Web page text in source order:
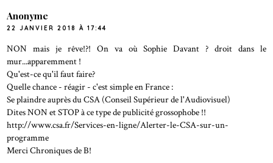
Anonyme
22 JANVIER 2018 À 17:44
NON mais je rêve!?! On va où Sophie Davant ? droit dans le
mur...apparemment !
Qu'est-ce qu'il faut faire?
Quelle chance - réagir - c'est simple en France :
Se plaindre auprès du CSA (Conseil Supérieur de l'Audiovisuel)
Dites NON et STOP à ce type de publicité grossophobe !!
http://www.csa.fr/Services-en-ligne/Alerter-le-CSA-sur-un-
programme
Merci Chroniques de B!